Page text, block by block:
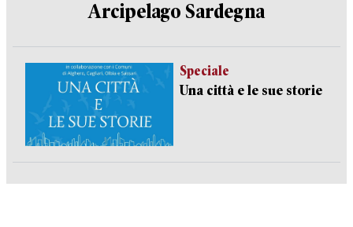
Arcipelago Sardegna
Speciale
Una città e le sue storie